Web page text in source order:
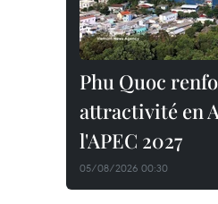
Phu Quoc
attractivité en
l'APEC 2027
05/08/2026 00:30